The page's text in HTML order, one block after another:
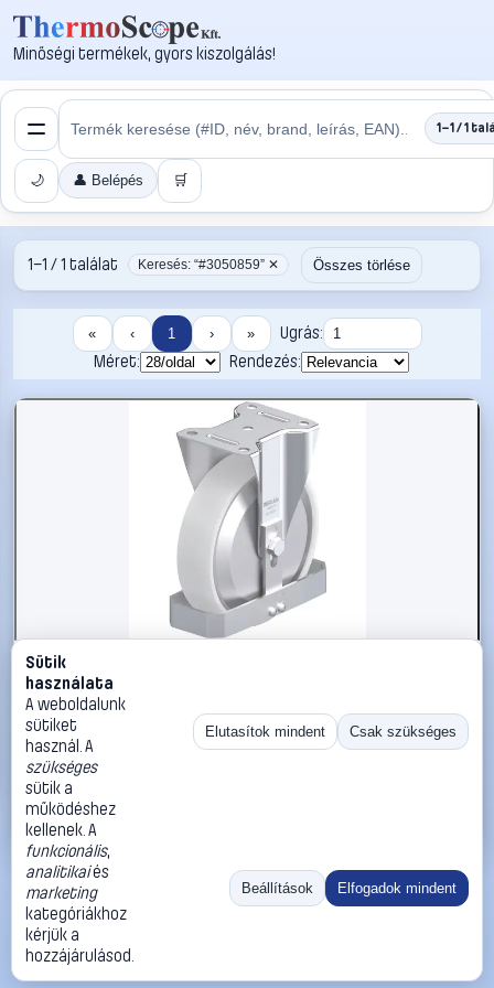
Minőségi termékek, gyors kiszolgálás!
1–1 / 1
🌙 👤 Belépés 🛒
1–1 / 1 találat Keresés: “#3050859” ✕ Összes törlése
« ‹ 1 › »
Ugrás:
Méret:
Rendezés:
#3050859
Blickle 939761 B-PO 200XR-FA-FS Acéllemez rögzített
görgő KerékØ: 200 mm Teherbírás (max.): 400 kg 1 db
Blickle Görgők, kerekek
59 990 Ft
Kosárba
«
Ugrás:
Méret:
Rendezés:
©2026
ThermoScope
ÁSZF
Cégbemutató
Sütik
használata
A weboldalunk
sütiket
használ. A
szükséges
sütik a
működéshez
kellenek. A
funkcionális,
analitikaiés
marketing
kategóriákhoz
kérjük a
hozzájárulásod.
Elutasítok mindent Csak szükséges
Beállítások Elfogadok mindent